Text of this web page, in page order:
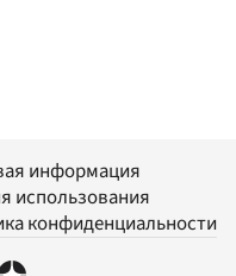
информация
использования
конфиденциальности